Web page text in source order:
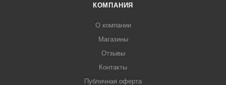
КОМПАНИЯ
О компании
Магазины
Отзывы
Контакты
Публичная оферта